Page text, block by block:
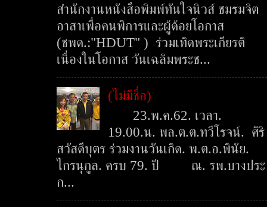
สำนักงานหนังสือพิมพ์ทันใจนิวส์ ชมรมจิต
อาสาเพื่อคนพิการและผู้ด้อยโอกาส
(ชพด.:"HDUT" ) ร่วมเทิดพระเกียรติ
เนื่องในโอกาส วันเฉลิมพระช...
(ไม่มีชื่อ)
23.พ.ค.62. เวลา.
19.00.น. พล.ต.ต.ทวีโรจน์. ศิริ
สวัสดีบุตร ร่วมงานวันเกิด. พ.ต.อ.พินัย.
ไกรนุกูล. ครบ 79. ปี ณ. รพ.บางประ
ก...